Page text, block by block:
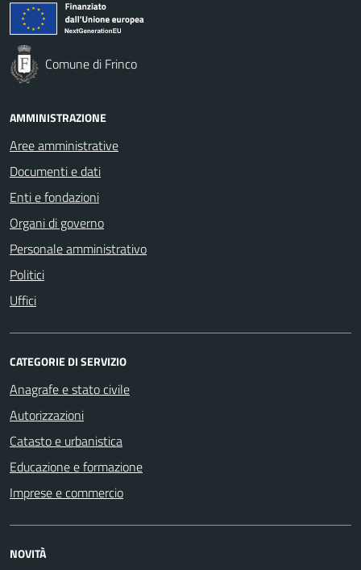
Comune di Frinco
AMMINISTRAZIONE
Aree amministrative
Documenti e dati
Enti e fondazioni
Organi di governo
Personale amministrativo
Politici
Uffici
CATEGORIE DI SERVIZIO
Anagrafe e stato civile
Autorizzazioni
Catasto e urbanistica
Educazione e formazione
Imprese e commercio
NOVITÀ